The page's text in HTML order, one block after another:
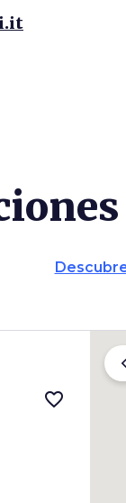
favorite_border
chevron_left